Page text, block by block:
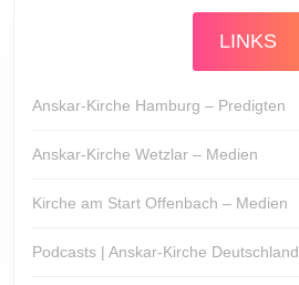
LINKS
Anskar-Kirche Hamburg – Predigten
Anskar-Kirche Wetzlar – Medien
Kirche am Start Offenbach – Medien
Podcasts | Anskar-Kirche Deutschland